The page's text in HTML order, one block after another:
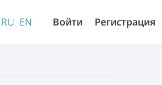
RU EN Войти Регистрация